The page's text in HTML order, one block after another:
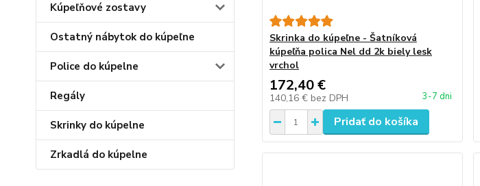
Kúpeľňové zostavy
Ostatný nábytok do kúpeľne
Police do kúpelne
Regály
Skrinky do kúpelne
Zrkadlá do kúpelne
Skrinka do kúpeľne - Šatníková
kúpeľňa polica Nel dd 2k biely lesk
vrchol
172,40 €
140,16 € bez DPH 3-7 dni
Pridať do košíka